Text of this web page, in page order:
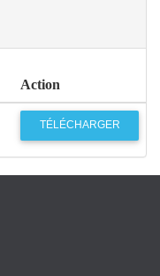
Action
TÉLÉCHARGER